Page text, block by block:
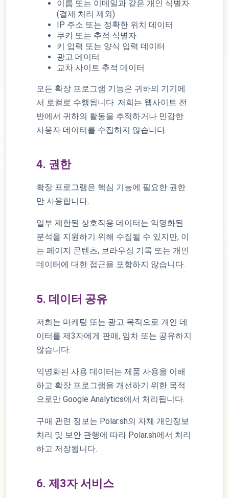
이름 또는 이메일과 같은 개인 식별자
(결제 처리 제외)
IP 주소 또는 정확한 위치 데이터
쿠키 또는 추적 식별자
키 입력 또는 양식 입력 데이터
광고 데이터
교차 사이트 추적 데이터
모든 확장 프로그램 기능은 귀하의 기기에
서 로컬로 수행됩니다. 저희는 웹사이트 전
반에서 귀하의 활동을 추적하거나 민감한
사용자 데이터를 수집하지 않습니다.
4. 권한
확장 프로그램은 핵심 기능에 필요한 권한
만 사용합니다.
일부 제한된 상호작용 데이터는 익명화된
분석을 지원하기 위해 수집될 수 있지만, 이
는 페이지 콘텐츠, 브라우징 기록 또는 개인
데이터에 대한 접근을 포함하지 않습니다.
5. 데이터 공유
저희는 마케팅 또는 광고 목적으로 개인 데
이터를 제3자에게 판매, 임차 또는 공유하지
않습니다.
익명화된 사용 데이터는 제품 사용을 이해
하고 확장 프로그램을 개선하기 위한 목적
으로만 Google Analytics에서 처리됩니다.
구매 관련 정보는 Polar.sh의 자체 개인정보
처리 및 보안 관행에 따라 Polar.sh에서 처리
하고 저장됩니다.
6. 제3자 서비스